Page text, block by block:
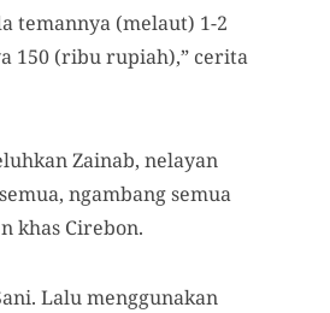
temannya (melaut) 1-2
150 (ribu rupiah),” cerita
Zainab, nelayan
ngambang semua
khas Cirebon.
Lalu menggunakan